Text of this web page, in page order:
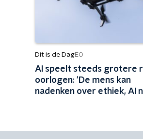
Dit is de DagEO
AI speelt steeds grotere
oorlogen: 'De mens kan
nadenken over ethiek, AI